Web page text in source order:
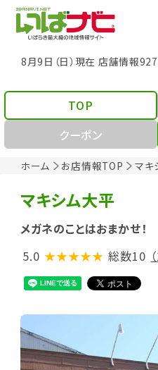
8月9日（日）現在 店舗情報
ホーム お店情報TOP マキ
TOP
クーポン
マキシム大平
メガネのことはおまかせ！
5.0 ★★★★★ 総数10